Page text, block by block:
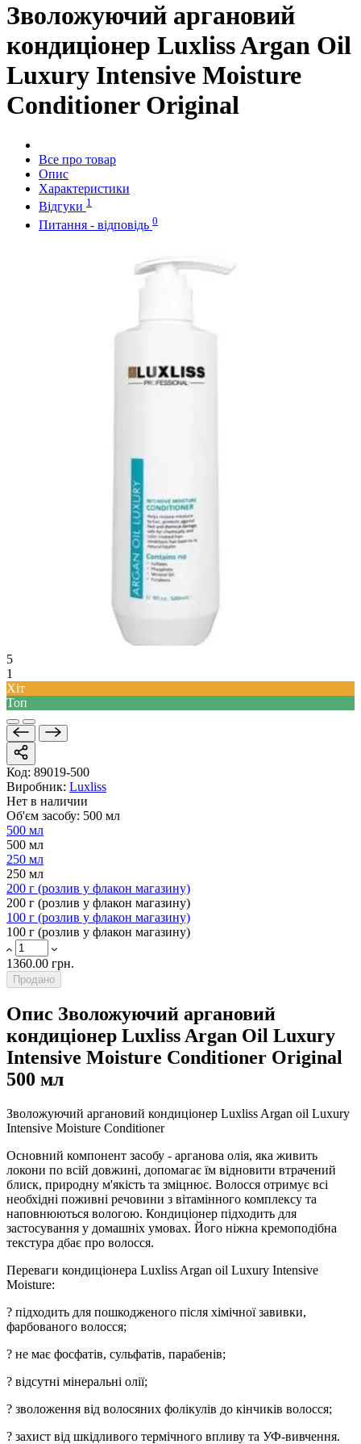
Зволожуючий аргановий
кондиціонер Luxliss Argan Oil
Luxury Intensive Moisture
Conditioner Original
Все про товар
Опис
Характеристики
Відгуки 1
Питання - відповідь 0
5
1
Хіт
Топ
Код: 89019-500
Виробник: Luxliss
Нет в наличии
Об'єм засобу: 500 мл
500 мл
500 мл
250 мл
250 мл
200 г (розлив у флакон магазину)
200 г (розлив у флакон магазину)
100 г (розлив у флакон магазину)
100 г (розлив у флакон магазину)
1360.00 грн.
Продано
Опис Зволожуючий аргановий
кондиціонер Luxliss Argan Oil Luxury
Intensive Moisture Conditioner Original
500 мл
Зволожуючий аргановий кондиціонер Luxliss Argan oil Luxury
Intensive Moisture Conditioner
Основний компонент засобу - арганова олія, яка живить
локони по всій довжині, допомагає їм відновити втрачений
блиск, природну м'якість та зміцнює. Волосся отримує всі
необхідні поживні речовини з вітамінного комплексу та
наповнюються вологою. Кондиціонер підходить для
застосування у домашніх умовах. Його ніжна кремоподібна
текстура дбає про волосся.
Переваги кондиціонера Luxliss Argan oil Luxury Intensive
Moisture:
? підходить для пошкодженого після хімічної завивки,
фарбованого волосся;
? не має фосфатів, сульфатів, парабенів;
? відсутні мінеральні олії;
? зволоження від волосяних фолікулів до кінчиків волосся;
? захист від шкідливого термічного впливу та УФ-вивчення.